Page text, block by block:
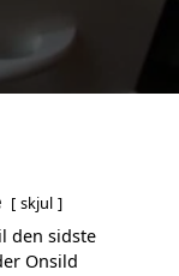
skjul
den sidste
Onsild